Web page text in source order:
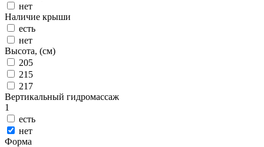
нет
Наличие крыши
есть
нет
Высота, (см)
205
215
217
Вертикальный гидромассаж
1
есть
нет
Форма